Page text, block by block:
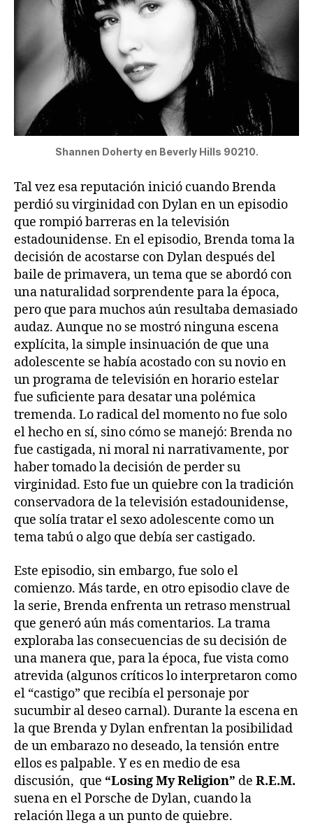
Shannen Doherty en Beverly Hills 90210.
Tal vez esa reputación inició cuando Brenda
perdió su virginidad con Dylan en un episodio
que rompió barreras en la televisión
estadounidense. En el episodio, Brenda toma la
decisión de acostarse con Dylan después del
baile de primavera, un tema que se abordó con
una naturalidad sorprendente para la época,
pero que para muchos aún resultaba demasiado
audaz. Aunque no se mostró ninguna escena
explícita, la simple insinuación de que una
adolescente se había acostado con su novio en
un programa de televisión en horario estelar
fue suficiente para desatar una polémica
tremenda. Lo radical del momento no fue solo
el hecho en sí, sino cómo se manejó: Brenda no
fue castigada, ni moral ni narrativamente, por
haber tomado la decisión de perder su
virginidad. Esto fue un quiebre con la tradición
conservadora de la televisión estadounidense,
que solía tratar el sexo adolescente como un
tema tabú o algo que debía ser castigado.
Este episodio, sin embargo, fue solo el
comienzo. Más tarde, en otro episodio clave de
la serie, Brenda enfrenta un retraso menstrual
que generó aún más comentarios. La trama
exploraba las consecuencias de su decisión de
una manera que, para la época, fue vista como
atrevida (algunos críticos lo interpretaron como
el “castigo” que recibía el personaje por
sucumbir al deseo carnal). Durante la escena en
la que Brenda y Dylan enfrentan la posibilidad
de un embarazo no deseado, la tensión entre
ellos es palpable. Y es en medio de esa
discusión, que “Losing My Religion” de R.E.M.
suena en el Porsche de Dylan, cuando la
relación llega a un punto de quiebre.